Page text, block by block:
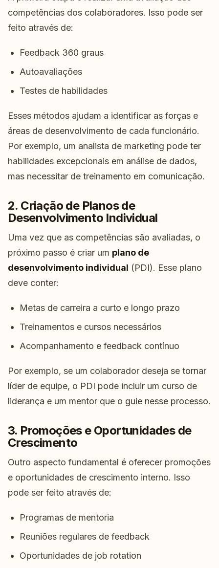
competências dos colaboradores. Isso pode ser
feito através de:
Feedback 360 graus
Autoavaliações
Testes de habilidades
Esses métodos ajudam a identificar as forças e
áreas de desenvolvimento de cada funcionário.
Por exemplo, um analista de marketing pode ter
habilidades excepcionais em análise de dados,
mas necessitar de treinamento em comunicação.
2. Criação de Planos de
Desenvolvimento Individual
Uma vez que as competências são avaliadas, o
próximo passo é criar um plano de
desenvolvimento individual (PDI). Esse plano
deve conter:
Metas de carreira a curto e longo prazo
Treinamentos e cursos necessários
Acompanhamento e feedback contínuo
Por exemplo, se um colaborador deseja se tornar
líder de equipe, o PDI pode incluir um curso de
liderança e um mentor que o guie nesse processo.
3. Promoções e Oportunidades de
Crescimento
Outro aspecto fundamental é oferecer promoções
e oportunidades de crescimento interno. Isso
pode ser feito através de:
Programas de mentoria
Reuniões regulares de feedback
Oportunidades de job rotation